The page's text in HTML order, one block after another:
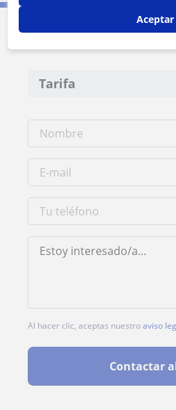
Contacta con Léa
Tarifa
Al hacer clic, aceptas nuestroaviso
Contactar
Aceptar